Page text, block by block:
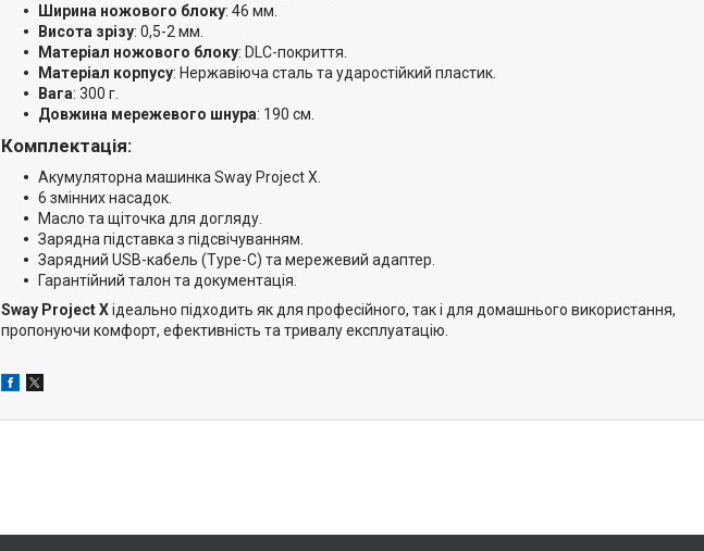
Ширина ножового блоку: 46 мм.
Висота зрізу: 0,5-2 мм.
Матеріал ножового блоку: DLC-покриття.
Матеріал корпусу: Нержавіюча сталь та ударостійкий пластик.
Вага: 300 г.
Довжина мережевого шнура: 190 см.
Комплектація:
Акумуляторна машинка Sway Project X.
6 змінних насадок.
Масло та щіточка для догляду.
Зарядна підставка з підсвічуванням.
Зарядний USB-кабель (Type-C) та мережевий адаптер.
Гарантійний талон та документація.
Sway Project Xідеально підходить як для професійного, так і для домашнього використання,
пропонуючи комфорт, ефективність та тривалу експлуатацію.